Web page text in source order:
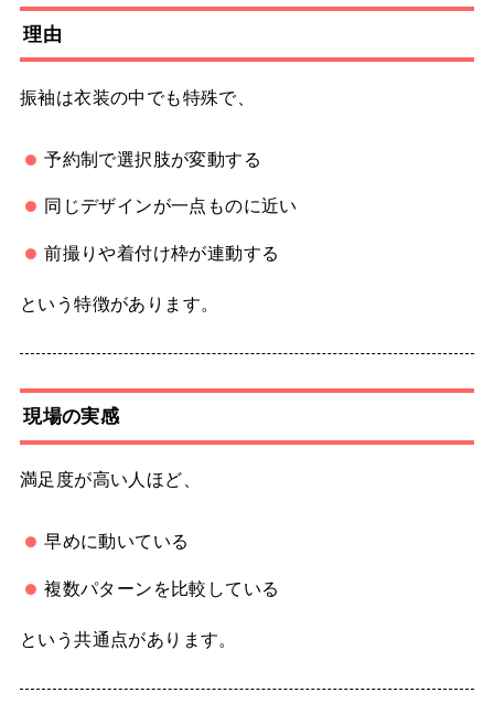
理由
振袖は衣装の中でも特殊で、
予約制で選択肢が変動する
同じデザインが一点ものに近い
前撮りや着付け枠が連動する
という特徴があります。
現場の実感
満足度が高い人ほど、
早めに動いている
複数パターンを比較している
という共通点があります。